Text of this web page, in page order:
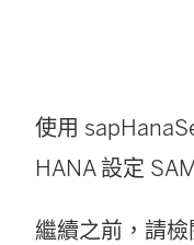
使用
HANA 設定
繼續之前，請檢